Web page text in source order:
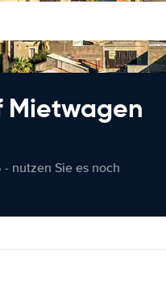
Mietwagen
nutzen Sie es noch